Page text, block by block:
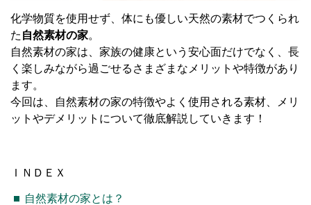
化学物質を使用せず、体にも優しい天然の素材でつくられ
た 自然素材の家。
自然素材の家は、家族の健康という安心面だけでなく、長
く楽しみながら過ごせるさまざまなメリットや特徴があり
ます。
今回は、自然素材の家の特徴やよく使用される素材、メリ
ットやデメリットについて徹底解説していきます！
ＩＮＤＥＸ
自然素材の家とは？